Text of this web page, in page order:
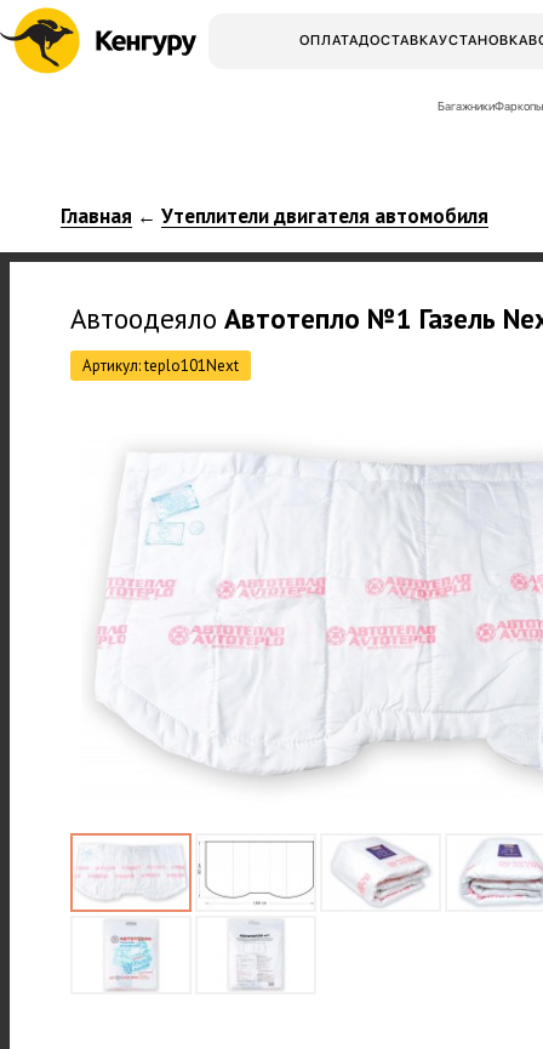
ОПЛАТАДОСТАВКАУСТАНОВКА
БагажникиФаркопы
Главная ← Утеплители двигателя автомобиля
Автоодеяло Автотепло №1 Газель
Артикул: teplo101Next